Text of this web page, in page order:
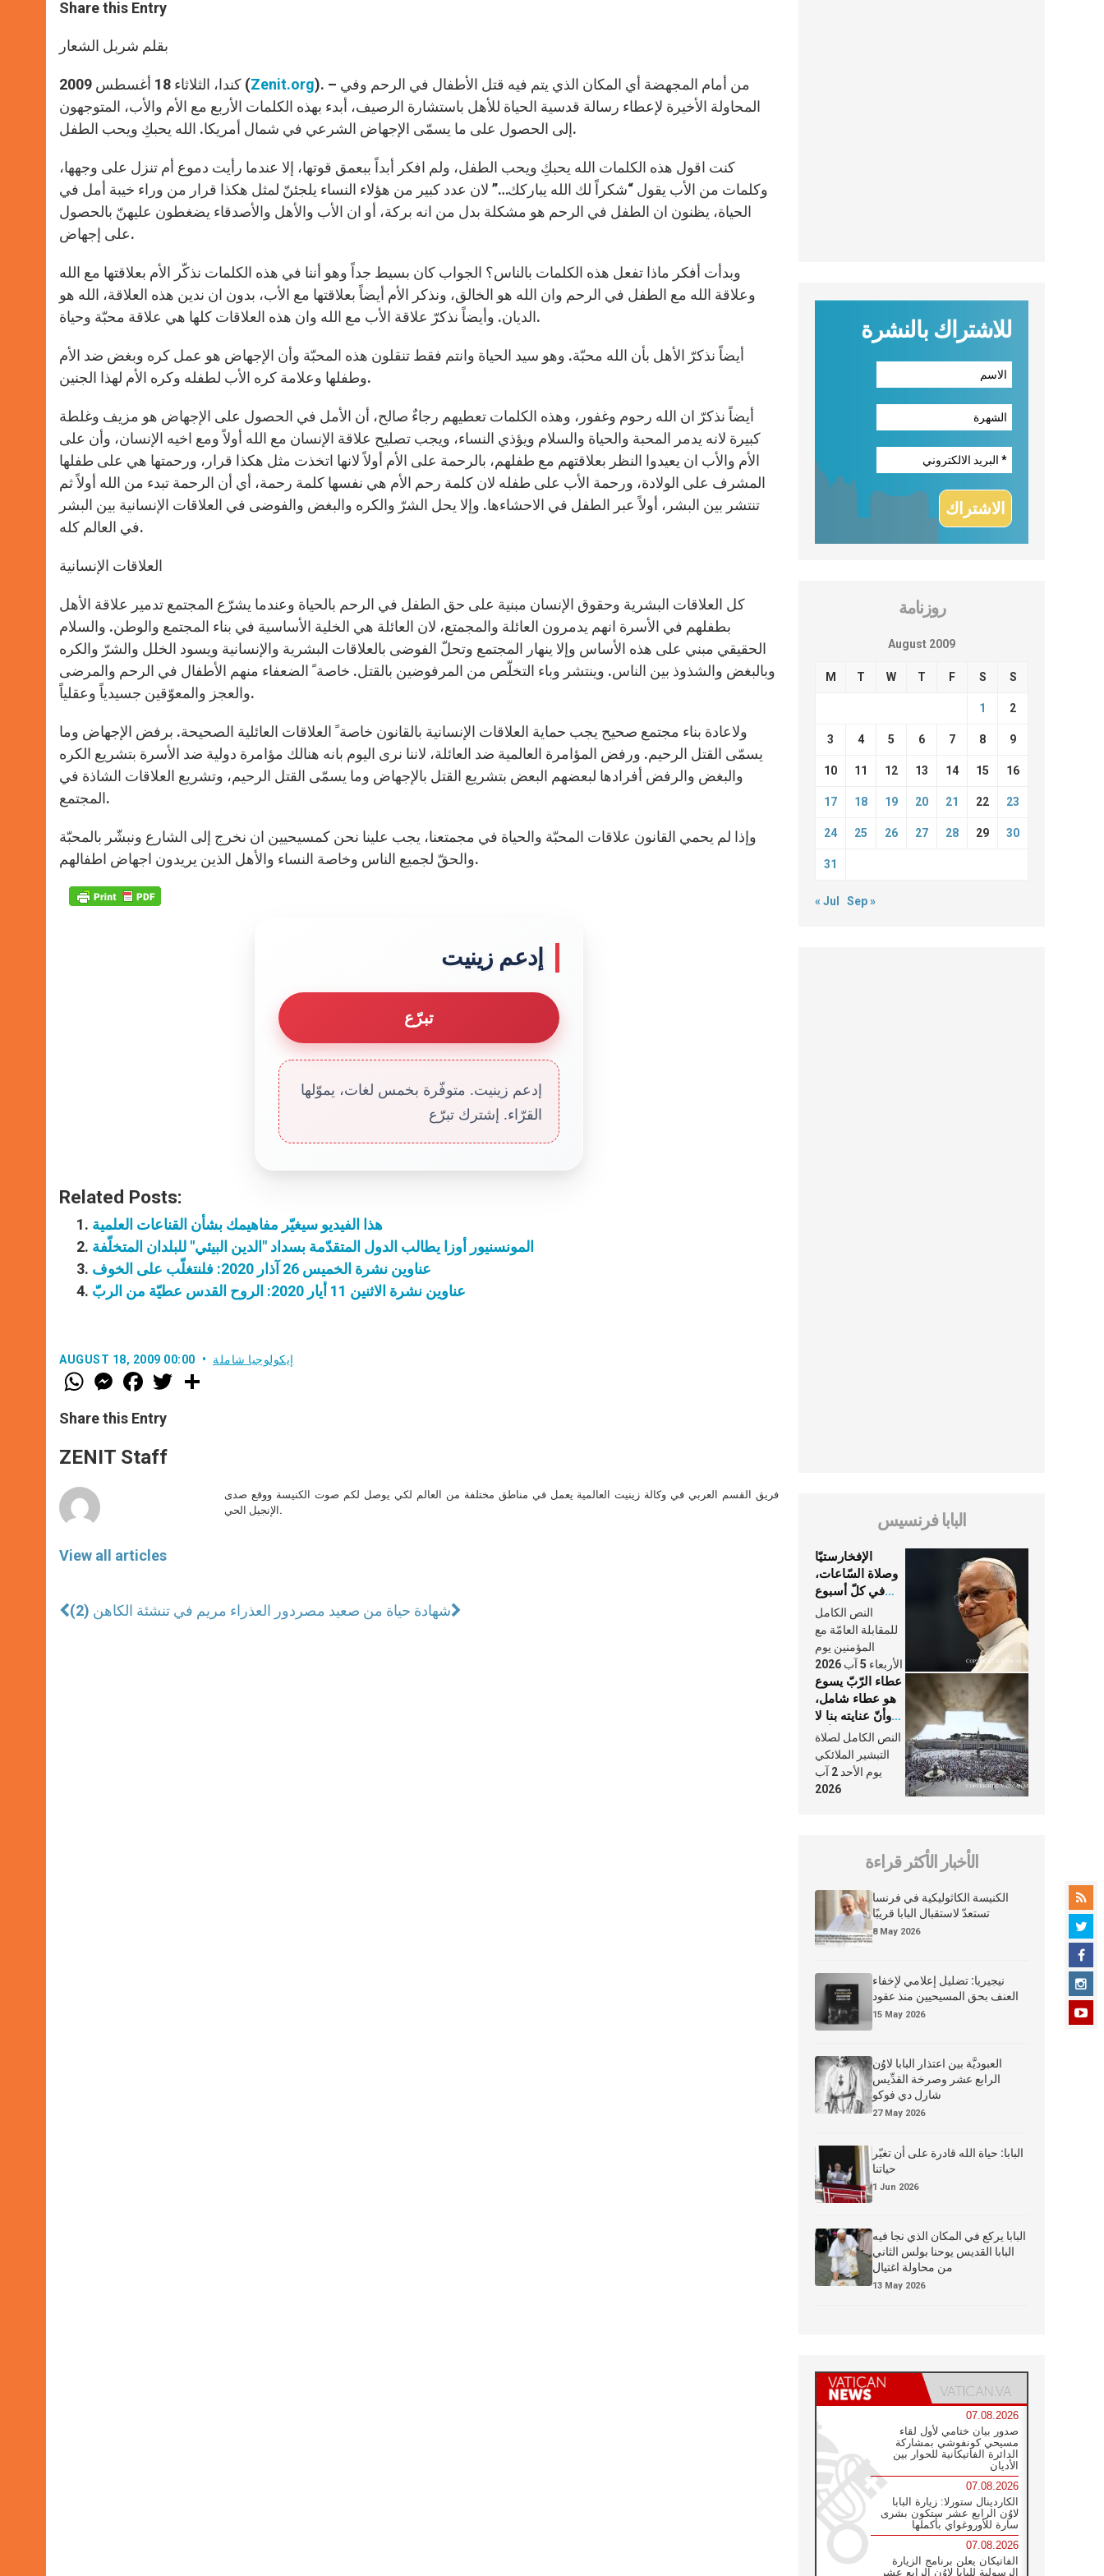
s
p
p
e
g
e
b
o
k
Share this Entry
بقلم شربل الشعار
كندا، الثلاثاء 18 أغسطس 2009 (Zenit.org). – من أمام المجهضة أي المكان الذي يتم فيه قتل الأطفال في الرحم وفي
المحاولة الأخيرة لإعطاء رسالة قدسية الحياة للأهل باستشارة الرصيف، أبدء بهذه الكلمات الأربع مع الأم والأب، المتوجهون
إلى الحصول على ما يسمّى الإجهاض الشرعي في شمال أمريكا. الله يحبكِ ويحب الطفل.
كنت اقول هذه الكلمات الله يحبكِ ويحب الطفل، ولم افكر أبداً ببعمق قوتها، إلا عندما رأيت دموع أم تنزل على وجهها،
وكلمات من الأب يقول “شكراً لك الله يباركك…” لان عدد كبير من هؤلاء النساء يلجئنّ لمثل هكذا قرار من وراء خيبة أمل في
الحياة، يظنون ان الطفل في الرحم هو مشكلة بدل من انه بركة، أو ان الأب والأهل والأصدقاء يضغطون عليهنّ بالحصول
على إجهاض.
وبدأت أفكر ماذا تفعل هذه الكلمات بالناس؟ الجواب كان بسيط جداً وهو أننا في هذه الكلمات نذكّر الأم بعلاقتها مع الله
وعلاقة الله مع الطفل في الرحم وان الله هو الخالق، ونذكر الأم أيضاً بعلاقتها مع الأب، بدون ان ندين هذه العلاقة، الله هو
الديان. وأيضاً نذكرّ علاقة الأب مع الله وان هذه العلاقات كلها هي علاقة محبّة وحياة.
أيضاً نذكرّ الأهل بأن الله محبّة. وهو سيد الحياة وانتم فقط تنقلون هذه المحبّة وأن الإجهاض هو عمل كره وبغض ضد الأم
وطفلها وعلامة كره الأب لطفله وكره الأم لهذا الجنين.
أيضاً نذكرّ ان الله رحوم وغفور، وهذه الكلمات تعطيهم رجاءٌ صالح، أن الأمل في الحصول على الإجهاض هو مزيف وغلطة
كبيرة لانه يدمر المحبة والحياة والسلام ويؤذي النساء، ويجب تصليح علاقة الإنسان مع الله أولاً ومع اخيه الإنسان، وأن على
الأم والأب ان يعيدوا النظر بعلاقتهم مع طفلهم، بالرحمة على الأم أولاً لانها اتخذت مثل هكذا قرار، ورحمتها هي على طفلها
المشرف على الولادة، ورحمة الأب على طفله لان كلمة رحم الأم هي نفسها كلمة رحمة، أي أن الرحمة تبدء من الله أولاً ثم
تنتشر بين البشر، أولاً عبر الطفل في الاحشاءها. وإلا يحل الشرّ والكره والبغض والفوضى في العلاقات الإنسانية بين البشر
في العالم كله.
العلاقات الإنسانية
كل العلاقات البشرية وحقوق الإنسان مبنية على حق الطفل في الرحم بالحياة وعندما يشرّع المجتمع تدمير علاقة الأهل
بطفلهم في الأسرة انهم يدمرون العائلة والمجمتع، لان العائلة هي الخلية الأساسية في بناء المجتمع والوطن. والسلام
الحقيقي مبني على هذه الأساس وإلا ينهار المجتمع وتحلّ الفوضى بالعلاقات البشرية والإنسانية ويسود الخلل والشرّ والكره
وبالبغض والشذوذ بين الناس. وينتشر وباء التخلّص من المرفوضين بالقتل. خاصة ً الضعفاء منهم الأطفال في الرحم والمرضى
والعجز والمعوّقين جسيدياً وعقلياً.
ولاعادة بناء مجتمع صحيح يجب حماية العلاقات الإنسانية بالقانون خاصة ً العلاقات العائلية الصحيحة. برفض الإجهاض وما
يسمّى القتل الرحيم. ورفض المؤامرة العالمية ضد العائلة، لاننا نرى اليوم بانه هنالك مؤامرة دولية ضد الأسرة بتشريع الكره
والبغض والرفض أفرادها لبعضهم البعض بتشريع القتل بالإجهاض وما يسمّى القتل الرحيم، وتشريع العلاقات الشاذة في
المجتمع.
وإذا لم يحمي القانون علاقات المحبّة والحياة في مجمتعنا، يجب علينا نحن كمسيحيين ان نخرج إلى الشارع ونبشّر بالمحبّة
والحقّ لجميع الناس وخاصة النساء والأهل الذين يريدون اجهاض اطفالهم.
إدعم زينيت
تبرّع
إدعم زينيت. متوفّرة بخمس لغات، يموّلها
القرّاء. إشترك تبرّع
Related Posts:
هذا الفيديو سيغيّر مفاهيمك بشأن القناعات العلمية
المونسنيور أوزا يطالب الدول المتقدّمة بسداد "الدين البيئي" للبلدان المتخلّفة
عناوين نشرة الخميس 26 آذار 2020: فلنتغلّب على الخوف
عناوين نشرة الاثنين 11 أيار 2020: الروح القدس عطيّة من الربّ
AUGUST 18, 2009 00:00 إيكولوجيا شاملة
W
h
t
s
p
p
M
e
s
e
g
e
F
a
e
b
o
k
w
Share this Entry
ZENIT Staff
View all articles
فريق القسم العربي في وكالة زينيت العالمية يعمل في مناطق مختلفة من العالم لكي يوصل لكم صوت الكنيسة ووقع صدى
الإنجيل الحي.
دور العذراء مريم في تنشئة الكاهن (2) شهادة حياة من صعيد مصر
للاشتراك بالنشرة
روزنامة
August 2009
M T W T F S S
1 2
3 4 5 6 7 8 9
10 11 12 13 14 15 16
17 18 19 20 21 22 23
24 25 26 27 28 29 30
31
« Jul Sep »
البابا فرنسيس
الإفخارستيّا
وصلاة السّاعات،
في كلّ أسبوع
وكلّ يوم، هما
النَّفَس في حياة
الكنيسة
النص الكامل
للمقابلة العامّة مع
المؤمنين يوم
الأربعاء 5 آب 2026
عطاء الرّبّ يسوع
هو عطاء شامل،
وأنّ عنايته بنا لا
تغيب عنّا أبدًا
النص الكامل لصلاة
التبشير الملائكي
يوم الأحد 2 آب
2026
الأخبار الأكثر قراءة
الكنيسة الكاثوليكية في فرنسا
تستعدّ لاستقبال البابا قريبًا
8 May 2026
نيجيريا: تضليل إعلامي لإخفاء
العنف بحق المسيحيين منذ عقود
15 May 2026
العبوديَّة بين اعتذار البابا لاوُن
الرابع عشر وصرخة القدِّيس
شارل دي فوكو
27 May 2026
البابا: حياة الله قادرة على أن تغيّر
حياتنا
1 Jun 2026
البابا يركع في المكان الذي نجا فيه
البابا القديس يوحنا بولس الثاني
من محاولة اغتيال
13 May 2026
07.08.2026
صدور بيان ختامي لأول لقاء
مسيحي كونفوشي بمشاركة
الدائرة الفاتيكانية للحوار بين
الأديان
07.08.2026
الكاردينال ستورلا: زيارة البابا
لاوُن الرابع عشر ستكون بشرى
سارة للأوروغواي بأكملها
07.08.2026
الفاتيكان يعلن برنامج الزيارة
الرسولية للبابا لاوُن الرابع عشر